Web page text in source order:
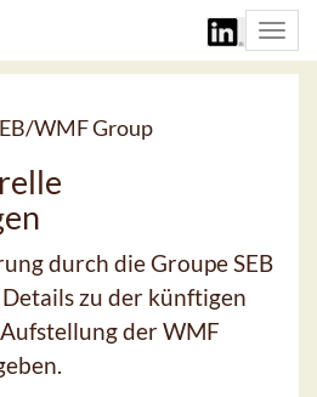
WMF Group
durch die Groupe SEB
zu der künftigen
der WMF